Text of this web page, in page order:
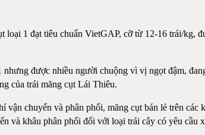
loại 1 đạt tiêu chuẩn VietGAP, cỡ từ 12-16 trái/kg,
được nhiều người chuộng vì vị ngọt đậm,
của trái măng cụt Lái Thiêu.
chuyển và phân phối, măng cụt bán lẻ trên các
và khâu phân phối đối với loại trái cây có yêu cầu